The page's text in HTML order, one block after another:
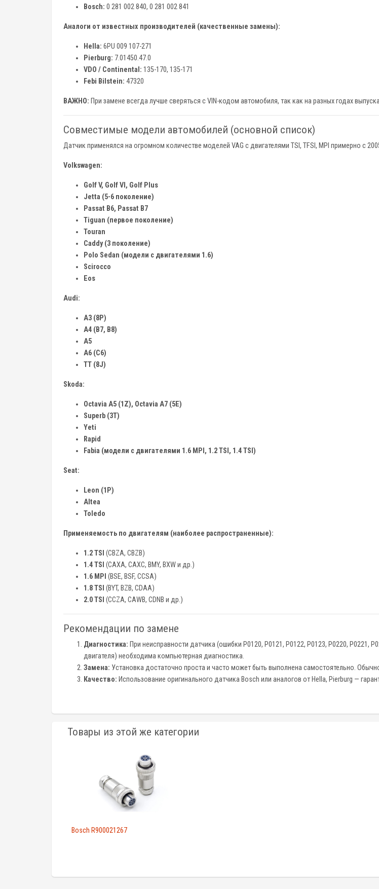
Bosch: 0 281 002 840, 0 281 002 841
Аналоги от известных производителей (качественные замены):
Hella: 6PU 009 107-271
Pierburg: 7.01450.47.0
VDO / Continental: 135-170, 135-171
Febi Bilstein: 47320
ВАЖНО: При замене всегда лучше сверяться с VIN-кодом автомобиля, так как на разных годах
Совместимые модели автомобилей (основной список)
Датчик применялся на огромном количестве моделей VAG с двигателями TSI, TFSI, MPI примерно с
Volkswagen:
Golf V, Golf VI, Golf Plus
Jetta (5-6 поколение)
Passat B6, Passat B7
Tiguan (первое поколение)
Touran
Caddy (3 поколение)
Polo Sedan (модели с двигателями 1.6)
Scirocco
Eos
Audi:
A3 (8P)
A4 (B7, B8)
A5
A6 (C6)
TT (8J)
Skoda:
Octavia A5 (1Z), Octavia A7 (5E)
Superb (3T)
Yeti
Rapid
Fabia (модели с двигателями 1.6 MPI, 1.2 TSI, 1.4 TSI)
Seat:
Leon (1P)
Altea
Toledo
Применяемость по двигателям (наиболее распространенные):
1.2 TSI (CBZA, CBZB)
1.4 TSI (CAXA, CAXC, BMY, BXW и др.)
1.6 MPI (BSE, BSF, CCSA)
1.8 TSI (BYT, BZB, CDAA)
2.0 TSI (CCZA, CAWB, CDNB и др.)
Рекомендации по замене
Диагностика: При неисправности датчика (ошибки P0120, P0121, P0122, P0123, P0220,
двигателя) необходима компьютерная диагностика.
Замена: Установка достаточно проста и часто может быть выполнена самостоятельно.
Качество: Использование оригинального датчика Bosch или аналогов от Hella, Pierburg —
Товары из этой же категории
Bosch R900021267